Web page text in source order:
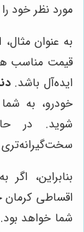
مورد نظر خود
به عنوان
ایده‌آل باشد.
خودرو، به
شوید. در
سخت‌گیرانه‌تری
بنابراین،
اقساطی کرمان
شما خواهد بود.